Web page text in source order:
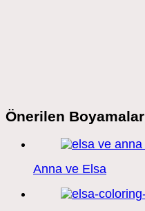
Önerilen Boyamalar
Anna ve Elsa